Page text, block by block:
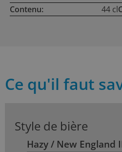
Contenu: 44 cl
Ce qu'il faut
Style de bière
Hazy / New England